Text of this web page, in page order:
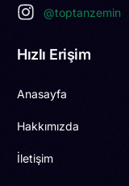
@toptanzemin
Hızlı Erişim
Anasayfa
Hakkımızda
İletişim